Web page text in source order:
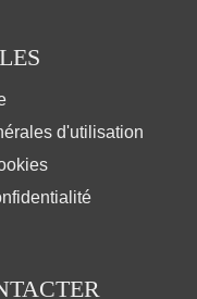
d'utilisation